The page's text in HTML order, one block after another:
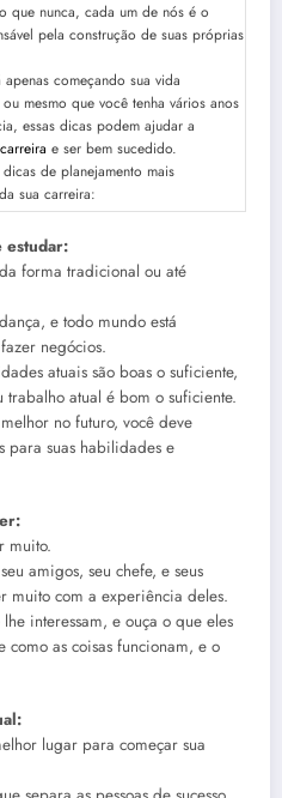
que nunca, cada um de nós é o
​​pela construção de suas próprias
apenas começando sua vida
mesmo que você tenha vários anos
essas dicas podem ajudar a
e ser bem sucedido.
de planejamento mais
sua carreira:
estudar:
forma tradicional ou até
e todo mundo está
negócios.
atuais são boas o suficiente,
atual é bom o suficiente.
no futuro, você deve
para suas habilidades e
muito.
amigos, seu chefe, e seus
muito com a experiência deles.
interessam, e ouça o que eles
as coisas funcionam, e o
lugar para começar sua